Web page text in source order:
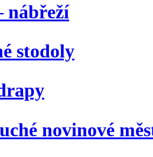
nábřeží
stodoly
novinové